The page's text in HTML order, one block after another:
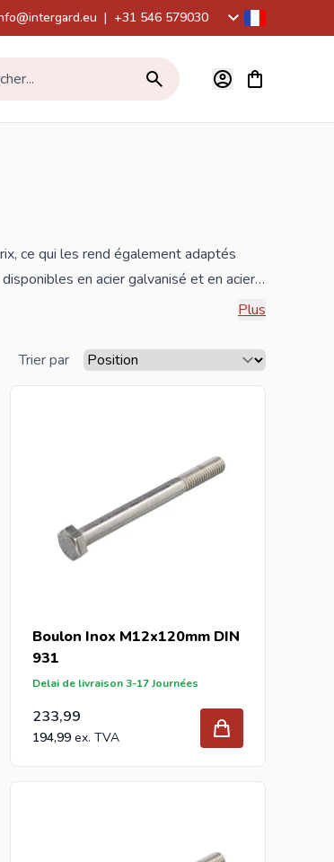
| +31 546 579030
Voir le
ce qui les rend également adaptés
en acier galvanisé et en acier
des boulon par palette, envoyez
Plus
Trier par
Boulon Inox M12x120mm DIN
931
Delai de livraison 3-17 Journées
233,99
194,99